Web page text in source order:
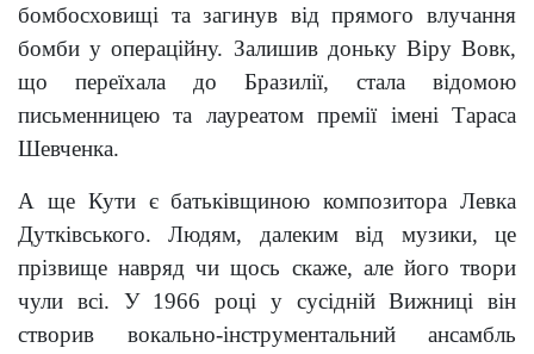
бомбосховищі та загинув від прямого влучання
бомби у операційну. Залишив доньку Віру Вовк,
що переїхала до Бразилії, стала відомою
письменницею та лауреатом премії імені Тараса
Шевченка.
А ще Кути є батьківщиною композитора Левка
Дутківського. Людям, далеким від музики, це
прізвище навряд чи щось скаже, але його твори
чули всі. У 1966 році у сусідній Вижниці він
створив вокально-інструментальний ансамбль